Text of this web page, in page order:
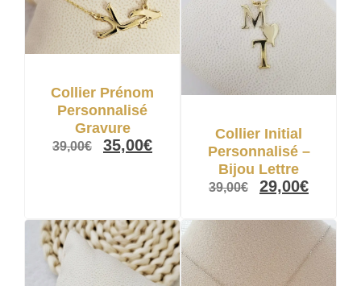
Collier Prénom
Personnalisé
Gravure
39,00€ 35,00€
Collier Initial
Personnalisé –
Bijou Lettre
39,00€ 29,00€